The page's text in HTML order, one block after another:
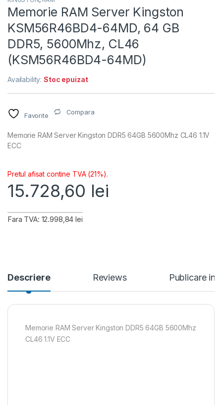
Memorie RAM Server Kingston
KSM56R46BD4-64MD, 64 GB
DDR5, 5600Mhz, CL46
(KSM56R46BD4-64MD)
Availability:Stoc epuizat
Favorite Compara
Memorie RAM Server Kingston DDR5 64GB 5600Mhz CL46 1.1V
ECC
Pretul afisat contine TVA (21%).
15.728,60 lei
Fara TVA: 12.998,84 lei
Descriere Reviews Publicare in
Memorie RAM Server Kingston DDR5 64GB 5600Mhz
CL46 1.1V ECC